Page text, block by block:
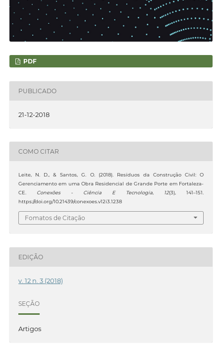
PDF
PUBLICADO
21-12-2018
COMO CITAR
Leite, N. D., & Santos, G. O. (2018). Resíduos da Construção Civil: O
Gerenciamento em uma Obra Residencial de Grande Porte em Fortaleza-
CE. Conexões - Ciência E Tecnologia, 12(3), 141–151.
https://doi.org/10.21439/conexoes.v12i3.1238
Fomatos de Citação
EDIÇÃO
v. 12 n. 3 (2018)
SEÇÃO
Artigos